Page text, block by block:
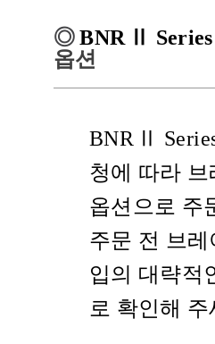
◎BNR Series
옵션
BNR Ⅱ
청에 따라
옵션으로 주
주문 전 브
입의 대략적
로 확인해 주